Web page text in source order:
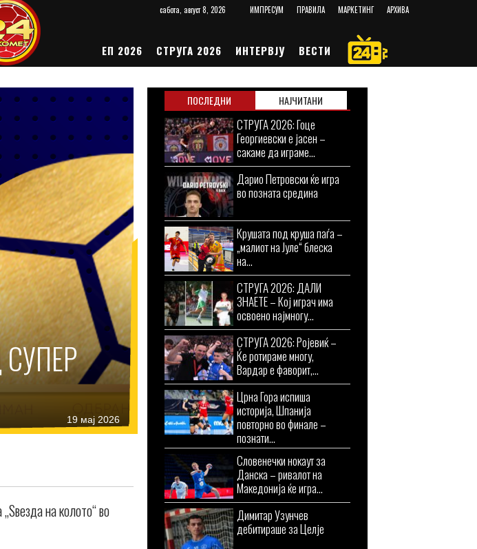
сабота, август 8, 2026 ИМПРЕСУМ ПРАВИЛА МАРКЕТИНГ АРХИВА
ЕП 2026 СТРУГА 2026 ИНТЕРВЈУ ВЕСТИ
19 мај 2026
на колото“ во
ПОСЛЕДНИ НАЈЧИТАНИ
СТРУГА 2026: Гоце
Георгиевски е јасен –
сакаме да играме...
Дарио Петровски ќе игра
во позната средина
Крушата под круша паѓа –
„малиот на Јуле“ блеска
на...
СТРУГА 2026: ДАЛИ
ЗНАЕТЕ – Кој играч има
освоено најмногу...
СТРУГА 2026: Ројевиќ –
Ќе ротираме многу,
Вардар е фаворит,...
Црна Гора испиша
историја, Шпанија
повторно во финале –
познати...
Словенечки нокаут за
Данска – ривалот на
Македонија ќе игра...
Димитар Узунчев
дебитираше за Целје